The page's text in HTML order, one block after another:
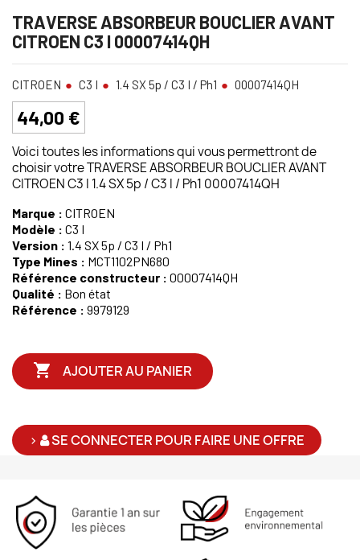
TRAVERSE ABSORBEUR BOUCLIER AVANT
CITROEN C3 I 00007414QH
CITROEN C3 I 1.4 SX 5p / C3 I / Ph1 00007414QH
44,00 €
Voici toutes les informations qui vous permettront de
choisir votre TRAVERSE ABSORBEUR BOUCLIER AVANT
CITROEN C3 I 1.4 SX 5p / C3 I / Ph1 00007414QH
Marque : CITROEN
Modèle : C3 I
Version : 1.4 SX 5p / C3 I / Ph1
Type Mines : MCT1102PN680
Référence constructeur : 00007414QH
Qualité : Bon état
Référence : 9979129
 AJOUTER AU PANIER
> SE CONNECTER POUR FAIRE UNE OFFRE